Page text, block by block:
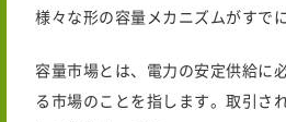
様々な形の容量メカニズムがすで
容量市場とは、電力の安定供給に
る市場のことを指します。取引さ